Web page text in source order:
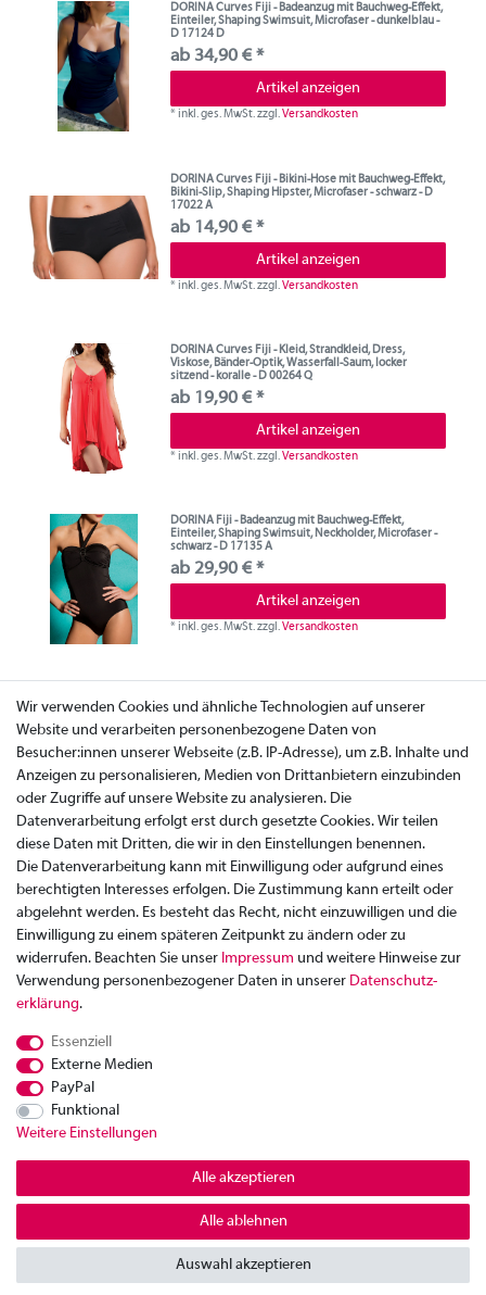
DORINA Curves Fiji - Badeanzug mit Bauchweg-Effekt,
Einteiler, Shaping Swimsuit, Microfaser - dunkelblau -
D 17124 D
ab 34,90 € *
Artikel anzeigen
*inkl. ges. MwSt.zzgl.Versandkosten
DORINA Curves Fiji - Bikini-Hose mit Bauchweg-Effekt,
Bikini-Slip, Shaping Hipster, Microfaser - schwarz - D
17022 A
ab 14,90 € *
Artikel anzeigen
*inkl. ges. MwSt.zzgl.Versandkosten
DORINA Curves Fiji - Kleid, Strandkleid, Dress,
Viskose, Bänder-Optik, Wasserfall-Saum, locker
sitzend - koralle - D 00264 Q
ab 19,90 € *
Artikel anzeigen
*inkl. ges. MwSt.zzgl.Versandkosten
DORINA Fiji - Badeanzug mit Bauchweg-Effekt,
Einteiler, Shaping Swimsuit, Neckholder, Microfaser -
schwarz - D 17135 A
ab 29,90 € *
Artikel anzeigen
*inkl. ges. MwSt.zzgl.Versandkosten
Zahlung
Rücksendung
Datenschutzerklärung
AGB
Widerrufsrecht
Wir verwenden Cookies und ähnliche Technologien auf unserer
Website und verarbeiten personenbezogene Daten von
Besucher:innen unserer Webseite (z.B. IP-Adresse), um z.B. Inhalte und
Anzeigen zu personalisieren, Medien von Drittanbietern einzubinden
oder Zugriffe auf unsere Website zu analysieren. Die
Datenverarbeitung erfolgt erst durch gesetzte Cookies. Wir teilen
diese Daten mit Dritten, die wir in den Einstellungen benennen.
Die Datenverarbeitung kann mit Einwilligung oder aufgrund eines
berechtigten Interesses erfolgen. Die Zustimmung kann erteilt oder
abgelehnt werden. Es besteht das Recht, nicht einzuwilligen und die
Einwilligung zu einem späteren Zeitpunkt zu ändern oder zu
widerrufen. Beachten Sie unser Impressum und weitere Hinweise zur
Verwendung personenbezogener Daten in unserer Daten­schutz­
erklärung.
Essenziell
Externe Medien
PayPal
Funktional
Weitere Einstellungen
Alle akzeptieren
Alle ablehnen
Auswahl akzeptieren